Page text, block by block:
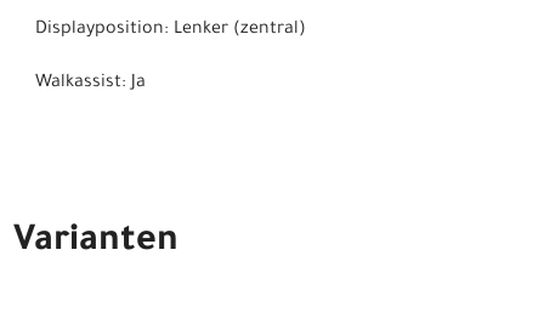
Displayposition: Lenker (zentral)
Walkassist: Ja
Varianten